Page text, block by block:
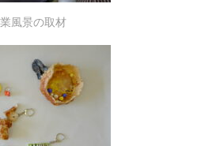
風景の取材